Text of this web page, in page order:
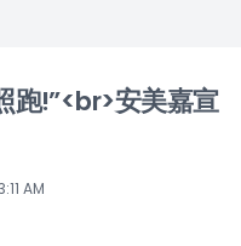
跑!”<br>安美嘉宣
AM